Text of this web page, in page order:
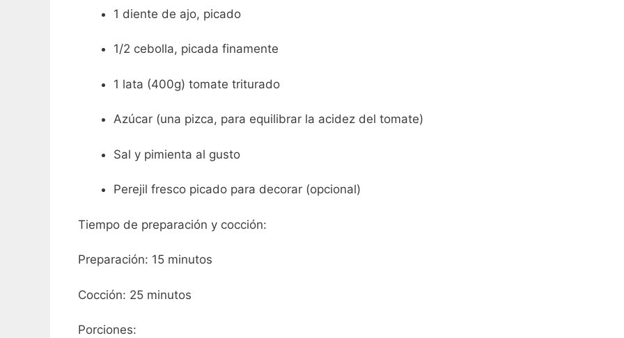
1 diente de ajo, picado
1/2 cebolla, picada finamente
1 lata (400g) tomate triturado
Azúcar (una pizca, para equilibrar la acidez del tomate)
Sal y pimienta al gusto
Perejil fresco picado para decorar (opcional)
Tiempo de preparación y cocción:
Preparación: 15 minutos
Cocción: 25 minutos
Porciones: